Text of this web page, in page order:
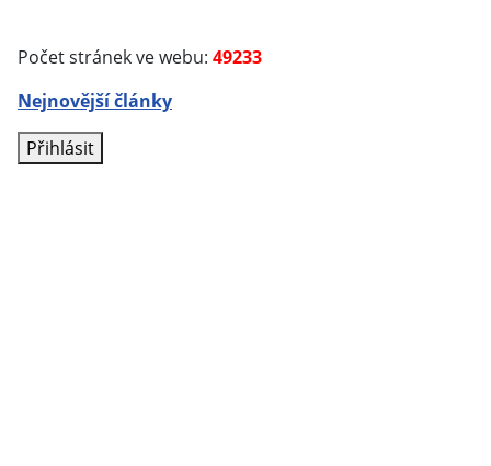
Počet stránek ve webu: 49233
Nejnovější články
Přihlásit